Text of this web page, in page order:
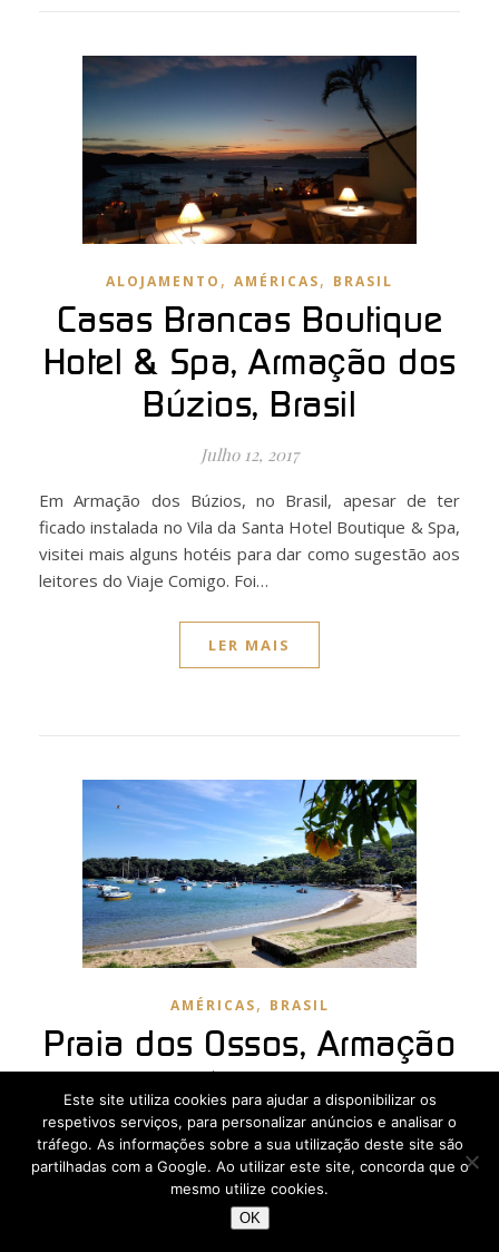
ALOJAMENTO , AMÉRICAS, BRASIL
Casas Brancas Boutique
Hotel & Spa, Armação dos
Búzios, Brasil
Julho 12, 2017
Em Armação dos Búzios, no Brasil, apesar de ter
ficado instalada no Vila da Santa Hotel Boutique & Spa,
visitei mais alguns hotéis para dar como sugestão aos
leitores do Viaje Comigo. Foi…
LER MAIS
AMÉRICAS, BRASIL
Praia dos Ossos, Armação
dos Búzios, Brasil
Julho 11, 2017
Rio de Janeiro, Brasil, apressaram-se em me dizer que
ia ficar junto de uma das praias mais bonitas: a Praia
Este site utiliza cookies para ajudar a disponibilizar os
respetivos serviços, para personalizar anúncios e analisar o
tráfego. As informações sobre a sua utilização deste site são
partilhadas com a Google. Ao utilizar este site, concorda que o
mesmo utilize cookies.
OK